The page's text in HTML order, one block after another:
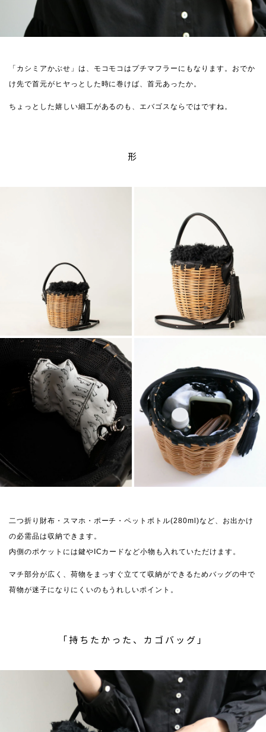
「カシミアかぶせ」は、モコモコはプチマフラーにもなります。おでか
け先で首元がヒヤっとした時に巻けば、首元あったか。
ちょっとした嬉しい細工があるのも、エバゴスならではですね。
形
二つ折り財布・スマホ・ポーチ・ペットボトル(280ml)など、お出かけ
の必需品は収納できます。
内側のポケットには鍵やICカードなど小物も入れていただけます。
マチ部分が広く、荷物をまっすぐ立てて収納ができるためバッグの中で
荷物が迷子になりにくいのもうれしいポイント。
「持ちたかった、カゴバッグ」